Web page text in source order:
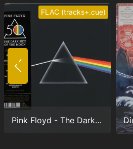
Не запоминать
FLAC (tracks+.cue)
Pink Floyd - The Dark Side Of The Moon (Anniversary version) (24/192.0)